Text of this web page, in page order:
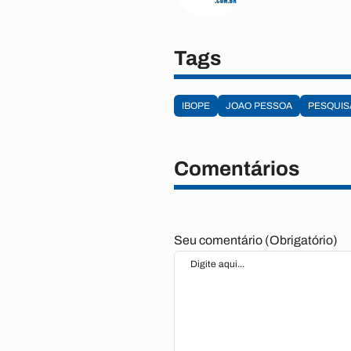
Tags
IBOPE JOAO PESSOA
Comentários
Seu comentário (Obrigatório)